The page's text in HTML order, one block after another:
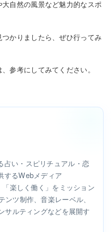
自然の風景など魅力的なスポ
かりましたら、ぜひ行ってみ
参考にしてみてください。
占い・スピリチュアル・恋
するWebメディア
楽しく働く」をミッション
ツ制作、音楽レーベル、
サルティングなどを展開す